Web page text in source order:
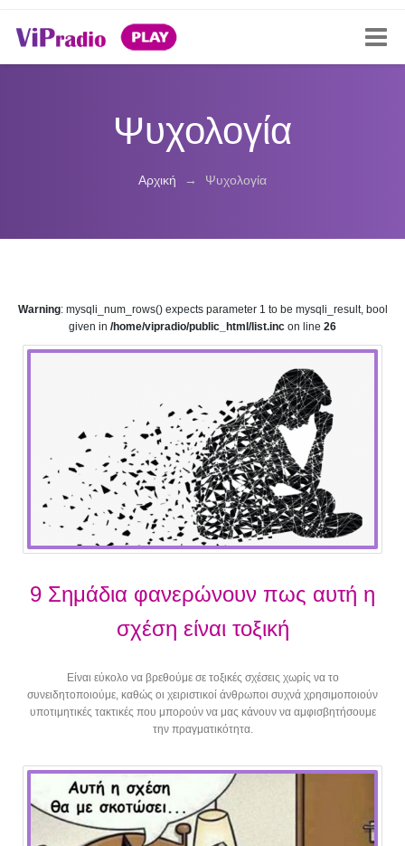
Ψυχολογία
Αρχική → Ψυχολογία
Warning: mysqli_num_rows() expects parameter 1 to be mysqli_result, bool
given in /home/vipradio/public_html/list.inc on line 26
9 Σημάδια φανερώνουν πως αυτή η
σχέση είναι τοξική
Είναι εύκολο να βρεθούμε σε τοξικές σχέσεις χωρίς να το
συνειδητοποιούμε, καθώς οι χειριστικοί άνθρωποι συχνά χρησιμοποιούν
υποτιμητικές τακτικές που μπορούν να μας κάνουν να αμφισβητήσουμε
την πραγματικότητα.